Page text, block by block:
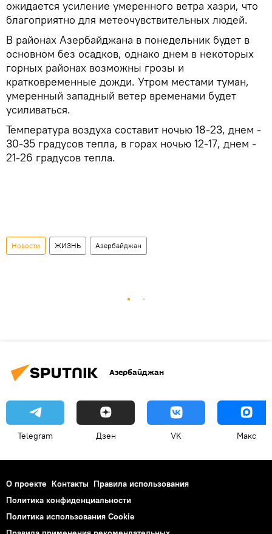
ожидается усиление умеренного ветра хазри, что
благоприятно для метеочувствительных людей.
В районах Азербайджана в понедельник будет в
основном без осадков, однако днем в некоторых
горных районах возможны грозы и
кратковременные дожди. Утром местами туман,
умеренный западный ветер временами будет
усиливаться.
Температура воздуха составит ночью 18-23, днем -
30-35 градусов тепла, в горах ночью 12-17, днем -
21-26 градусов тепла.
Новости ЖИЗНЬ Азербайджан
Азербайджан
Telegram Дзен VK Макс
О проекте Контакты Правила использования
Политика конфиденциальности
Политика использования Cookie